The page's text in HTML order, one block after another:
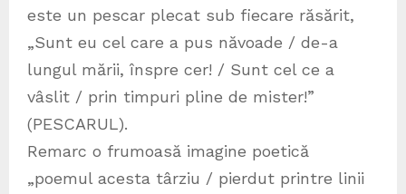
este un pescar plecat sub fiecare răsărit,
„Sunt eu cel care a pus năvoade / de-a
lungul mării, înspre cer! / Sunt cel ce a
vâslit / prin timpuri pline de mister!”
(PESCARUL).
Remarc o frumoasă imagine poetică
„poemul acesta târziu / pierdut printre linii